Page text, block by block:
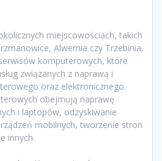
miejscowościach, takich
Alwernia czy Trzebinia,
komputerowych, które
związanych z naprawą i
oraz elektronicznego.
obejmują naprawę
i laptopów, odzyskiwanie
mobilnych, tworzenie stron
innych.